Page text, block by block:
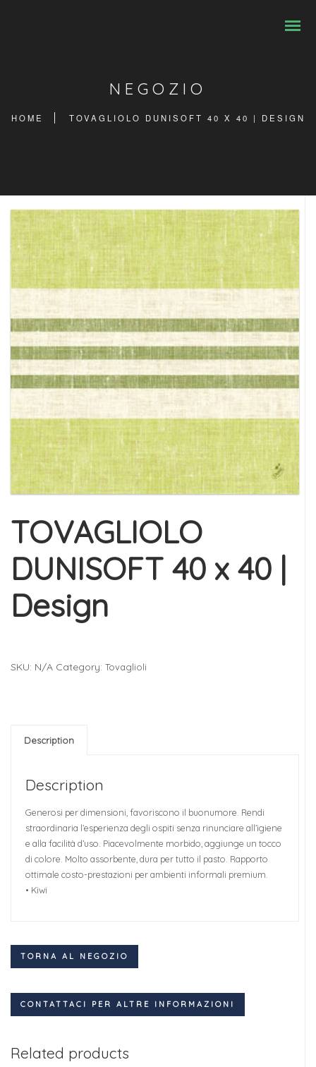
NEGOZIO
HOME TOVAGLIOLO DUNISOFT 40 X 40 | DESIGN
TOVAGLIOLO
DUNISOFT 40 x 40 |
Design
SKU: N/A Category: Tovaglioli
Description
Description
Generosi per dimensioni, favoriscono il buonumore. Rendi
straordinaria l’esperienza degli ospiti senza rinunciare all’igiene
e alla facilità d’uso. Piacevolmente morbido, aggiunge un tocco
di colore. Molto assorbente, dura per tutto il pasto. Rapporto
ottimale costo-prestazioni per ambienti informali premium.
• Kiwi
TORNA AL NEGOZIO
CONTATTACI PER ALTRE INFORMAZIONI
Related products